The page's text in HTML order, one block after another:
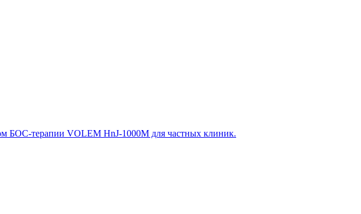
БОС-терапии VOLEM HnJ-1000M для частных клиник.